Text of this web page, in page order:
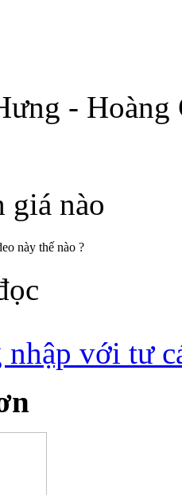
- Hoàng
giá nào
này thế nào ?
nhập với tư